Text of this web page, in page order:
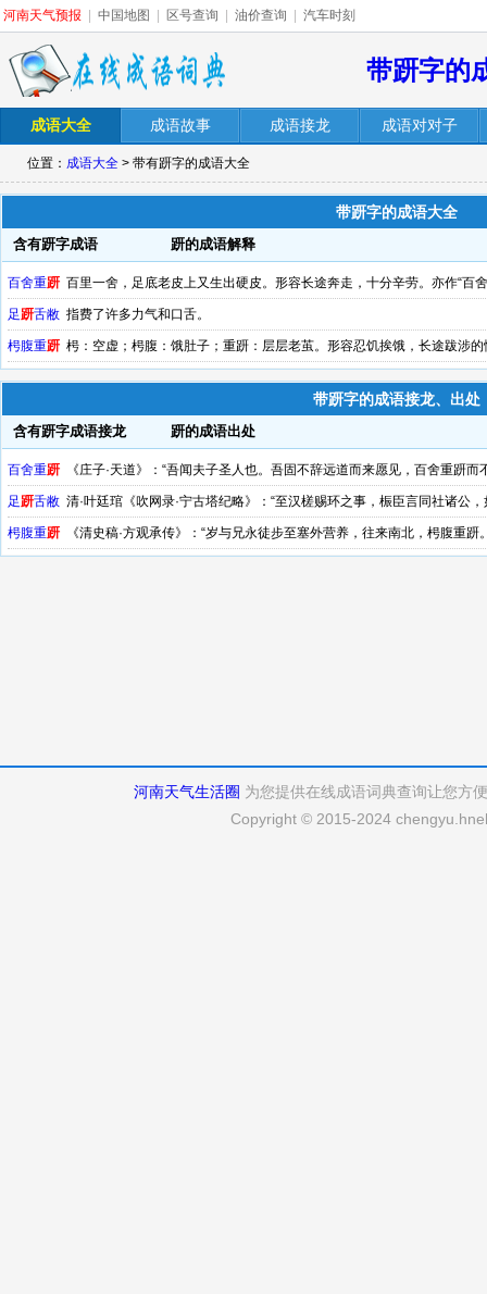
河南天气预报 中国地图 区号查询 油价查询 汽车时刻
带趼字的
成语大全 成语故事 成语接龙 成语对对子
位置： 成语大全 > 带有趼字的成语大全
带趼字的成语大全
含有趼字成语 趼的成语解释
百舍重趼 百里一舍，足底老皮上又生出硬皮。形容长途奔走，十分辛劳。亦作“百
足 趼舌敝 指费了许多力气和口舌。
枵腹重趼 枵：空虚；枵腹：饿肚子；重趼：层层老茧。形容忍饥挨饿，长途跋涉的
带趼字的成语接龙、出处
含有趼字成语接龙 趼的成语出处
百舍重趼 《庄子·天道》：“吾闻夫子圣人也。吾固不辞远道而来愿见，百舍重趼而
亡于己身……百舍重趼，不敢休息，南见老聃。”
足 趼舌敝 清·叶廷琯《吹网录·宁古塔纪略》：“至汉槎赐环之事，桭臣言同社诸
成兹举者，则大冯三兄之力居多。”
枵腹重趼 《清史稿·方观承传》：“岁与兄永徒步至塞外营养，往来南北，枵腹重趼
河南天气生活圈 为您提供在线成语词典查询让您方
Copyright © 2015-2024